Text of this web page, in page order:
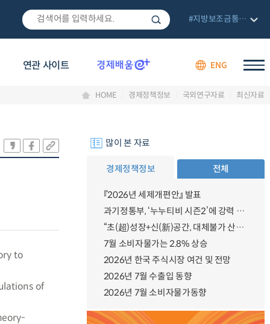
연관 사이트 ENG
#지방보조금통합관리망
HOME 경제정책정보 국외연구자료 최신자료
to
of
많이 본 자료
경제정책정보 전체
『2026년 세제개편안』 발표
과기정통부, ‘누누티비 시즌2’에 강력 대응 의지 밝혀
“초(超)성장+신(新)공간, 대체불가 산업강국”
7월 소비자물가는 2.8% 상승
2026년 한국 주식시장 여건 및 전망
2026년 7월 수출입 동향
2026년 7월 소비자물가동향